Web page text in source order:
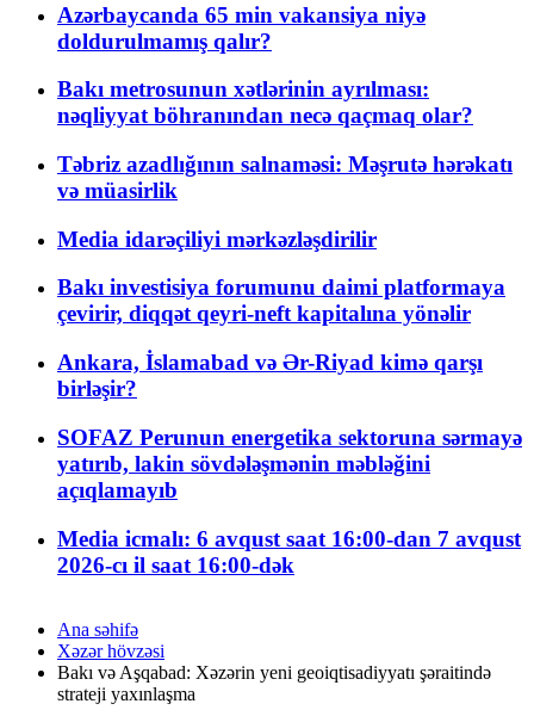
Azərbaycanda 65 min vakansiya niyə
doldurulmamış qalır?
Bakı metrosunun xətlərinin ayrılması:
nəqliyyat böhranından necə qaçmaq olar?
Təbriz azadlığının salnaməsi: Məşrutə hərəkatı
və müasirlik
Media idarəçiliyi mərkəzləşdirilir
Bakı investisiya forumunu daimi platformaya
çevirir, diqqət qeyri-neft kapitalına yönəlir
Ankara, İslamabad və Ər-Riyad kimə qarşı
birləşir?
SOFAZ Perunun energetika sektoruna sərmayə
yatırıb, lakin sövdələşmənin məbləğini
açıqlamayıb
Media icmalı: 6 avqust saat 16:00-dan 7 avqust
2026-cı il saat 16:00-dək
Ana səhifə
Xəzər hövzəsi
Bakı və Aşqabad: Xəzərin yeni geoiqtisadiyyatı şəraitində
strateji yaxınlaşma